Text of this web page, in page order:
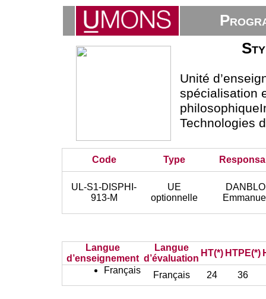
Unité
spécialisation
Technologies
Code Type
UL-S1-DISPHI-
913-M
UE
optionnelle
Langue
d’enseignement
Langue
d’évaluation
HT(*) HTPE(*)
Français
Français 24 36